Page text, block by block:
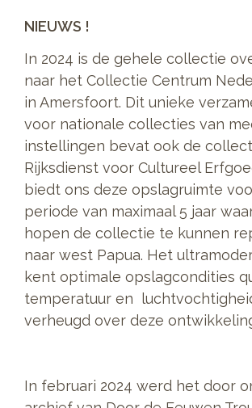
NIEUWS !
In 2024 is de gehele collectie
naar het Collectie Centrum
in Amersfoort. Dit unieke
voor nationale collecties van
instellingen bevat ook de
Rijksdienst voor Cultureel
biedt ons deze opslagruimte
periode van maximaal 5 jaar
hopen de collectie te kunnen
naar west Papua. Het
kent optimale opslagcondities
temperatuur en
verheugd over deze
In februari 2024 werd het door